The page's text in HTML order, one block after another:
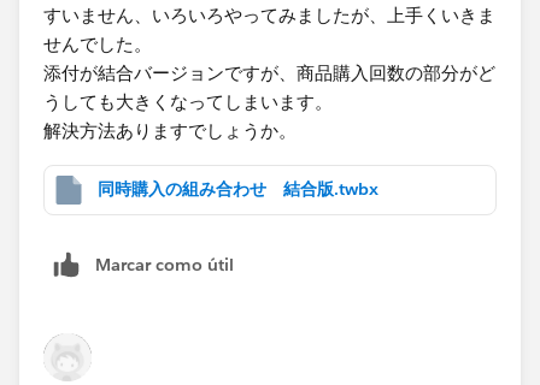
すいません、いろいろやってみましたが、上手くいきま
せんでした。
添付が結合バージョンですが、商品購入回数の部分がど
うしても大きくなってしまいます。
解決方法ありますでしょうか。
同時購入の組み合わせ 結合版.twbx
Marcar como útil